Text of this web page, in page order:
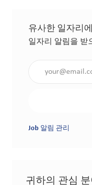
유사한 일자리
일자리 알림을 받
Job 알림 관리
귀하의 관심